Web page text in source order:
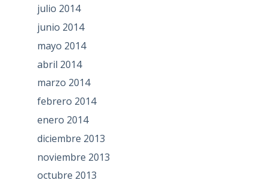
julio 2014
junio 2014
mayo 2014
abril 2014
marzo 2014
febrero 2014
enero 2014
diciembre 2013
noviembre 2013
octubre 2013